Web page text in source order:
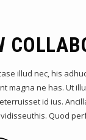
illud nec, his
magna ne has. Ut
id ius.
Quod